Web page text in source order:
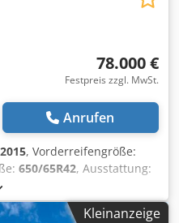
78.000 €
Festpreis zzgl. MwSt.
Anrufen
2015, Vorderreifengröße:
650/65R42, Ausstattung:
Djdpotncb Iofx Aayskr
Kleinanzeige